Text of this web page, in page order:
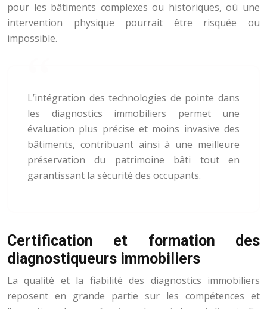
pour les bâtiments complexes ou historiques, où une
intervention physique pourrait être risquée ou
impossible.
L’intégration des technologies de pointe dans
les diagnostics immobiliers permet une
évaluation plus précise et moins invasive des
bâtiments, contribuant ainsi à une meilleure
préservation du patrimoine bâti tout en
garantissant la sécurité des occupants.
Certification et formation des
diagnostiqueurs immobiliers
La qualité et la fiabilité des diagnostics immobiliers
reposent en grande partie sur les compétences et